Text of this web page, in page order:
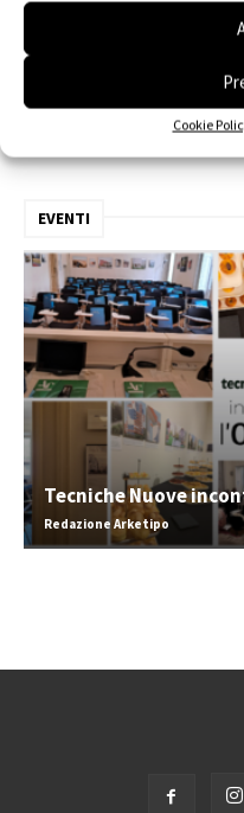
Cookie
EVENTI
Tecniche Nuove
Redazione Arketipo